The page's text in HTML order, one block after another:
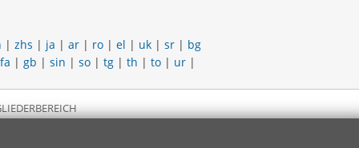
| zhs | ja | ar | ro | el | uk | sr | bg
fa | gb | sin | so | tg | th | to | ur |